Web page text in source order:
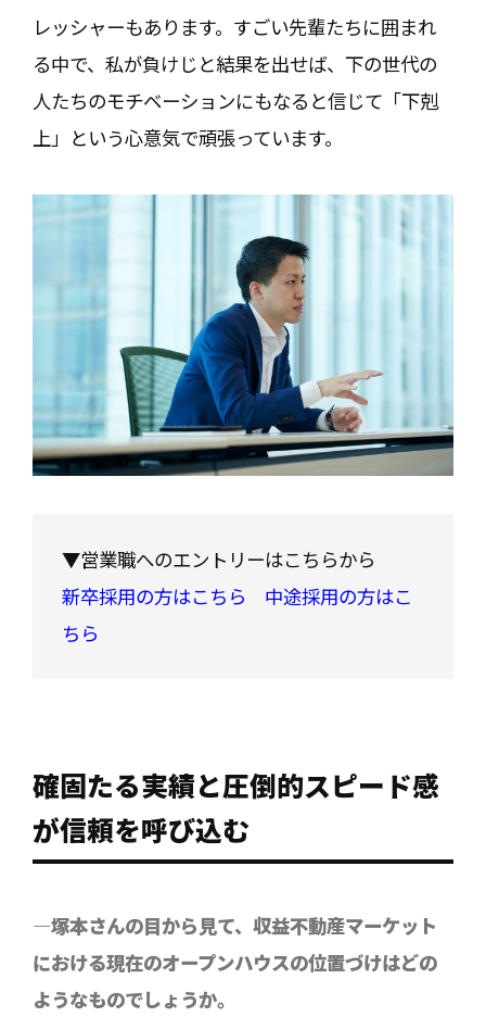
レッシャーもあります。すごい先輩たちに囲まれ
る中で、私が負けじと結果を出せば、下の世代の
人たちのモチベーションにもなると信じて「下剋
上」という心意気で頑張っています。
▼営業職へのエントリーはこちらから
新卒採用の方はこちら
中途採用の方はこ
ちら
確固たる実績と圧倒的スピード感
が信頼を呼び込む
―塚本さんの目から見て、収益不動産マーケット
における現在のオープンハウスの位置づけはどの
ようなものでしょうか。